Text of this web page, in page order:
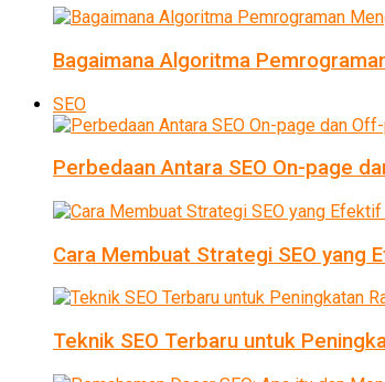
Bagaimana Algoritma
SEO
Perbedaan Antara SEO On-page
Cara Membuat Strategi SEO yang
Teknik SEO Terbaru untuk